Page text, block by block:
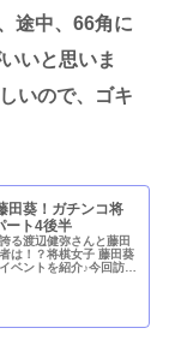
途中、66角に
いと思いま
いので、ゴキ
田葵！ガチンコ将
ート4後半
る渡辺健弥さんと藤田
は！？将棋女子 藤田葵
ベントを紹介♪今回訪問